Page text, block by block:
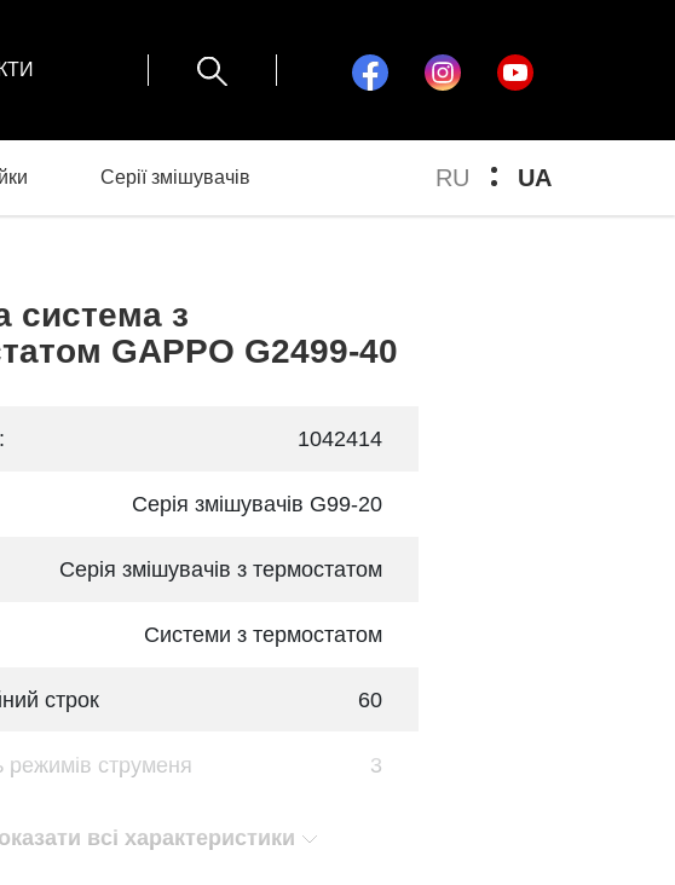
RU UA
Серії змішувачів
система з
GAPPO G2499-40
1042414
Серія змішувачів G99-20
Серія змішувачів з термостатом
Системи з термостатом
строк 60
режимів струменя 3
всі характеристики